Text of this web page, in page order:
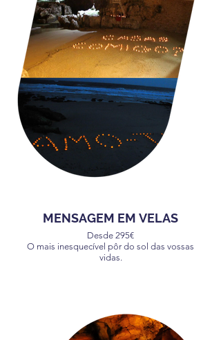
MENSAGEM EM VELAS
Desde 295€
O mais inesquecível pôr do sol das vossas
vidas.